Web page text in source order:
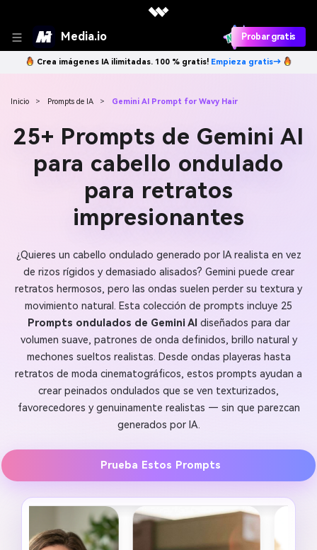
Media.io Probar gratis
Crea imágenes IA ilimitadas. 100 % gratis! Empieza gratis→
Inicio > Prompts de IA > Gemini AI Prompt for Wavy Hair
25+ Prompts de Gemini AI
para cabello ondulado
para retratos
impresionantes
¿Quieres un cabello ondulado generado por IA realista en vez
de rizos rígidos y demasiado alisados? Gemini puede crear
retratos hermosos, pero las ondas suelen perder su textura y
movimiento natural. Esta colección de prompts incluye 25
Prompts ondulados de Gemini AI diseñados para dar
volumen suave, patrones de onda definidos, brillo natural y
mechones sueltos realistas. Desde ondas playeras hasta
retratos de moda cinematográficos, estos prompts ayudan a
crear peinados ondulados que se ven texturizados,
favorecedores y genuinamente realistas — sin que parezcan
generados por IA.
Prueba Estos Prompts